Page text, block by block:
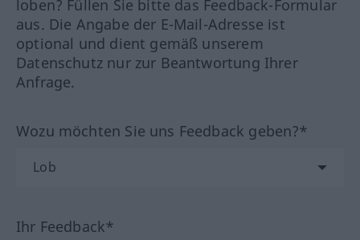
loben? Füllen Sie bitte das Feedback-Formular
aus. Die Angabe der E-Mail-Adresse ist
optional und dient gemäß unserem
Datenschutz nur zur Beantwortung Ihrer
Anfrage.
Wozu möchten Sie uns Feedback geben?*
Ihr Feedback*